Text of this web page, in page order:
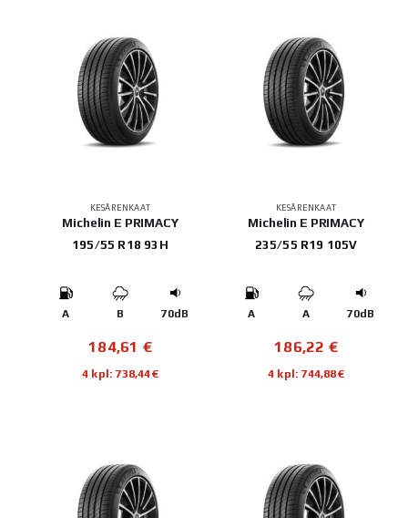
KESÄRENKAAT
Michelin E PRIMACY
195/55 R18 93H
A B 70dB
184,61 €
4 kpl: 738,44€
KESÄRENKAAT
Michelin E PRIMACY
235/55 R19 105V
A A 70dB
186,22 €
4 kpl: 744,88€